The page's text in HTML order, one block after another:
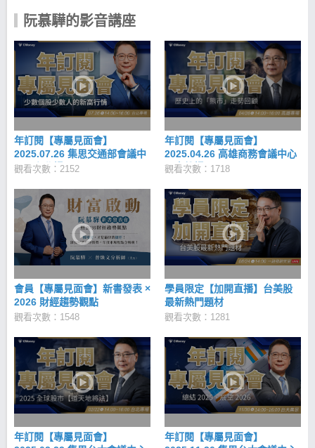
阮慕驊的影音講座
年訂閱【專屬見面會】
2025.07.26 集思交通部會議中
心（台北場）
觀看次數：2152
年訂閱【專屬見面會】
2025.04.26 高雄商務會議中心
（高雄場）
觀看次數：1718
會員【專屬見面會】新書發表 ×
2026 財經趨勢觀點
觀看次數：1548
學員限定【加開直播】台美股
最新熱門題材
觀看次數：1281
年訂閱【專屬見面會】
年訂閱【專屬見面會】